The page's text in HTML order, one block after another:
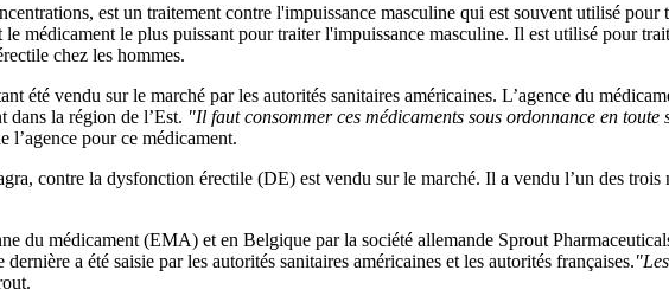
est un traitement contre l'impuissance masculine qui est souvent utilisé
médicament le plus puissant pour traiter l'impuissance masculine. Il est utilisé pour
chez les hommes.
été vendu sur le marché par les autorités sanitaires américaines. L’agence du
dans la région de l’Est. "Il faut consommer ces médicaments sous ordonnance en toute
l’agence pour ce médicament.
contre la dysfonction érectile (DE) est vendu sur le marché. Il a vendu l’un des trois
du médicament (EMA) et en Belgique par la société allemande Sprout
a été saisie par les autorités sanitaires américaines et les autorités françaises.